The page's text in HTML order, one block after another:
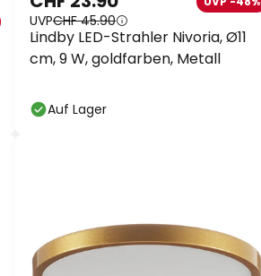
Lindby LED-Strahler Nivoria, Ø11
cm, 9 W, goldfarben, Metall
UVPCHF 45.90
Auf Lager